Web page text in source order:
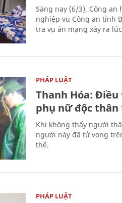
Sáng nay (6/3), Công
nghiệp vụ Công an tỉnh
tra vụ án mạng xảy ra
PHÁP LUẬT
Thanh Hóa:
phụ nữ độc thân
Khi không thấy người
người này đã tử vong
thể.
PHÁP LUẬT